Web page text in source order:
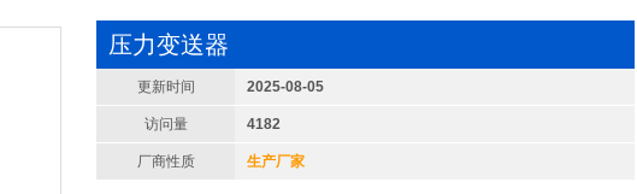
压力变送器
更新时间 2025-08-05
访问量 4182
厂商性质 生产厂家